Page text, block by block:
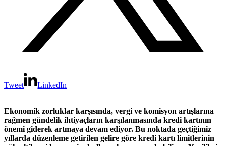
Tweet LinkedIn
Ekonomik zorluklar karşısında, vergi ve komisyon artışlarına
rağmen gündelik ihtiyaçların karşılanmasında kredi kartının
önemi giderek artmaya devam ediyor. Bu noktada geçtiğimiz
yıllarda düzenleme getirilen gelire göre kredi kartı limitlerinin